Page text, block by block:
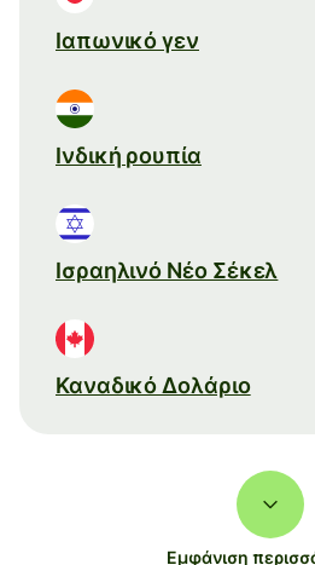
Ιαπωνικό γεν
Ινδική ρουπία
Ισραηλινό Νέο Σέκελ
Καναδικό Δολάριο
Εμφάνιση